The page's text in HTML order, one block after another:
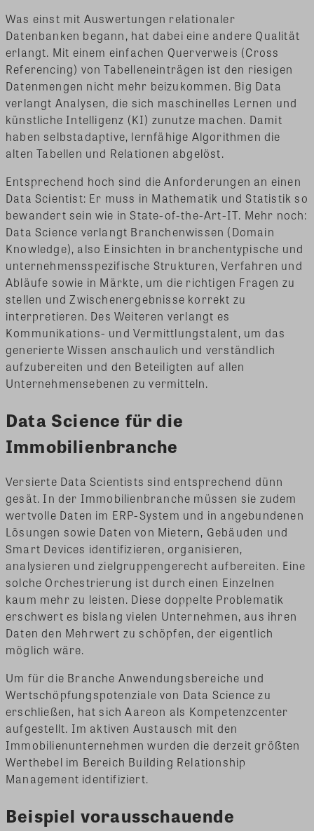
Was einst mit Auswertungen relationaler
Datenbanken begann, hat dabei eine andere Qualität
erlangt. Mit einem einfachen Querverweis (Cross
Referencing) von Tabelleneinträgen ist den riesigen
Datenmengen nicht mehr beizukommen. Big Data
verlangt Analysen, die sich maschinelles Lernen und
künstliche Intelligenz (KI) zunutze machen. Damit
haben selbstadaptive, lernfähige Algorithmen die
alten Tabellen und Relationen abgelöst.
Entsprechend hoch sind die Anforderungen an einen
Data Scientist: Er muss in Mathematik und Statistik so
bewandert sein wie in State-of-the-Art-IT. Mehr noch:
Data Science verlangt Branchenwissen (Domain
Knowledge), also Einsichten in branchentypische und
unternehmensspezifische Strukturen, Verfahren und
Abläufe sowie in Märkte, um die richtigen Fragen zu
stellen und Zwischenergebnisse korrekt zu
interpretieren. Des Weiteren verlangt es
Kommunikations- und Vermittlungstalent, um das
generierte Wissen anschaulich und verständlich
aufzubereiten und den Beteiligten auf allen
Unternehmensebenen zu vermitteln.
Data Science für die
Immobilienbranche
Versierte Data Scientists sind entsprechend dünn
gesät. In der Immobilienbranche müssen sie zudem
wertvolle Daten im ERP-System und in angebundenen
Lösungen sowie Daten von Mietern, Gebäuden und
Smart Devices identifizieren, organisieren,
analysieren und zielgruppengerecht aufbereiten. Eine
solche Orchestrierung ist durch einen Einzelnen
kaum mehr zu leisten. Diese doppelte Problematik
erschwert es bislang vielen Unternehmen, aus ihren
Daten den Mehrwert zu schöpfen, der eigentlich
möglich wäre.
Um für die Branche Anwendungsbereiche und
Wertschöpfungspotenziale von Data Science zu
erschließen, hat sich Aareon als Kompetenzcenter
aufgestellt. Im aktiven Austausch mit den
Immobilienunternehmen wurden die derzeit größten
Werthebel im Bereich Building Relationship
Management identifiziert.
Beispiel vorausschauende